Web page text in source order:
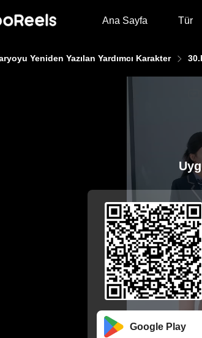
Ana Sayfa Tür
Yeniden Yazılan Yardımcı Karakter
Google Play